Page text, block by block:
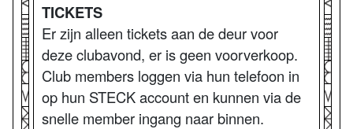
TICKETS
Er zijn alleen tickets aan de deur voor
deze clubavond, er is geen voorverkoop.
Club members loggen via hun telefoon in
op hun STECK account en kunnen via de
snelle member ingang naar binnen.